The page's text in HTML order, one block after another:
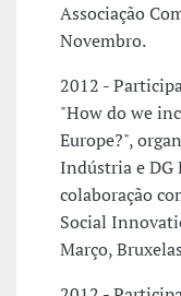
Associação
Novembro.
2012 -
"How do we
Europe?",
Indústria e DG
colaboração
Social
Março,